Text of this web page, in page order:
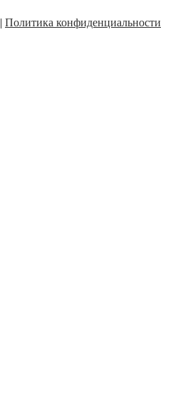
Политика конфиденциальности